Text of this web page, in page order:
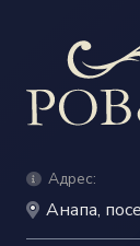
Адрес:
Анапа,